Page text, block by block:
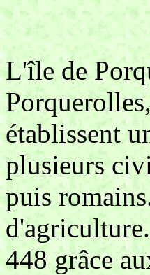
L'île de
établissent
plusieurs
puis
448 grâce